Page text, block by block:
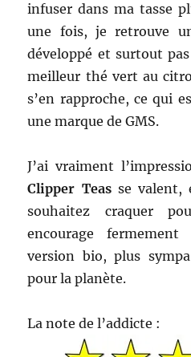
infuser dans ma tasse
une fois, je retrouve
développé et surtout
meilleur thé vert au
s’en rapproche, ce qui
une marque de GMS.
J’ai vraiment
Clipper Teasse valent,
souhaitez craquer
encourage
version bio, plus
pour la planète.
La note de l’addicte :